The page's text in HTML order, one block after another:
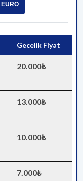
EURO
Gecelik Fiyat
20.000₺
13.000₺
10.000₺
7.000₺